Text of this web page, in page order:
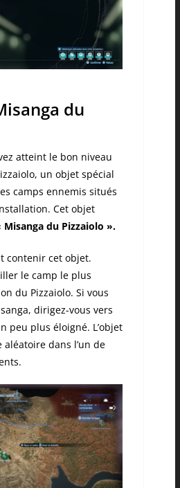
du
atteint le bon niveau
un objet spécial
camps ennemis situés
Cet objet
Misanga du Pizzaiolo ».
contenir cet objet.
le camp le plus
du Pizzaiolo. Si vous
dirigez-vous vers
peu plus éloigné. L’objet
dans l’un de